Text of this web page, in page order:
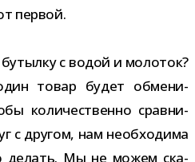
первой.
с водой и моло­ток?
товар будет обме­ни­
коли­че­ственно срав­ни­
с дру­гом, нам необ­хо­дима
делать. Мы не можем ска­